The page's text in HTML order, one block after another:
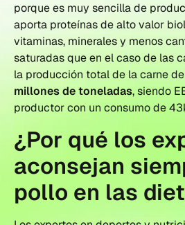
porque es muy sencilla de
aporta proteínas de alto valor
vitaminas, minerales y menos
saturadas que en el caso de las
la producción total de la carne
millones de toneladas, siendo
productor con un consumo de
¿Por qué los
aconsejan
pollo en las